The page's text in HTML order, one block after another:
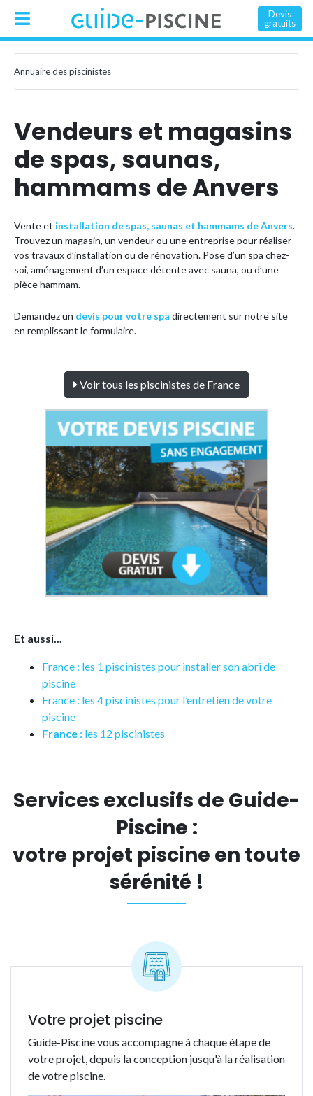
Devis
gratuits
Annuaire des piscinistes
Vendeurs et magasins
de spas, saunas,
hammams de Anvers
Vente et installation de spas, saunas et hammams de Anvers.
Trouvez un magasin, un vendeur ou une entreprise pour réaliser
vos travaux d’installation ou de rénovation. Pose d’un spa chez-
soi, aménagement d’un espace détente avec sauna, ou d’une
pièce hammam.
Demandez un devis pour votre spa directement sur notre site
en remplissant le formulaire.
Voir tous les piscinistes de France
Et aussi...
France : les 1 piscinistes pour installer son abri de
piscine
France : les 4 piscinistes pour l’entretien de votre
piscine
France : les 12 piscinistes
Services exclusifs de Guide-
Piscine :
votre projet piscine en toute
sérénité !
Votre projet piscine
Guide-Piscine vous accompagne à chaque étape de
votre projet, depuis la conception jusqu'à la réalisation
de votre piscine.